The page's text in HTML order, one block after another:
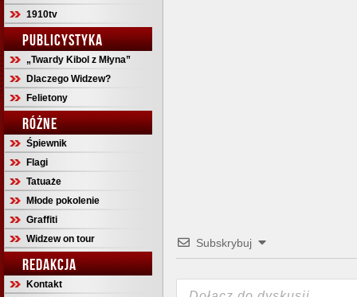
1910tv
PUBLICYSTYKA
„Twardy Kibol z Młyna”
Dlaczego Widzew?
Felietony
RÓŻNE
Śpiewnik
Flagi
Tatuaże
Młode pokolenie
Graffiti
Widzew on tour
REDAKCJA
Kontakt
Subskrybuj